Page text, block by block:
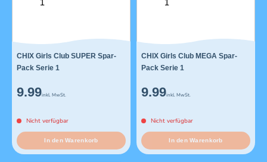
CHIX Girls Club SUPER Spar-
Pack Serie 1
9.99inkl. MwSt.
Nicht verfügbar
In den Warenkorb
CHIX Girls Club MEGA Spar-
Pack Serie 1
9.99inkl. MwSt.
Nicht verfügbar
In den Warenkorb